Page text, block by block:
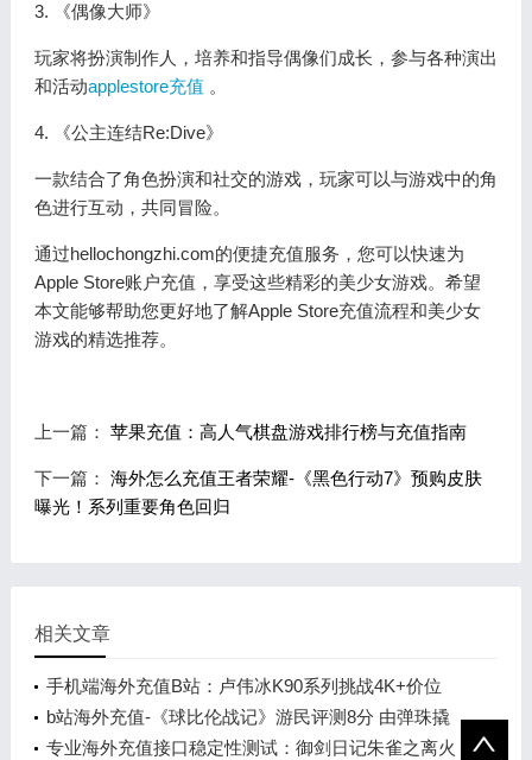
3. 《偶像大师》
玩家将扮演制作人，培养和指导偶像们成长，参与各种演出
和活动applestore充值 。
4. 《公主连结Re:Dive》
一款结合了角色扮演和社交的游戏，玩家可以与游戏中的角
色进行互动，共同冒险。
通过hellochongzhi.com的便捷充值服务，您可以快速为
Apple Store账户充值，享受这些精彩的美少女游戏。希望
本文能够帮助您更好地了解Apple Store充值流程和美少女
游戏的精选推荐。
上一篇： 苹果充值：高人气棋盘游戏排行榜与充值指南
下一篇： 海外怎么充值王者荣耀-《黑色行动7》预购皮肤
曝光！系列重要角色回归
相关文章
手机端海外充值B站：卢伟冰K90系列挑战4K+价位
b站海外充值-《球比伦战记》游民评测8分 由弹珠撬
动的肉鸽王国
专业海外充值接口稳定性测试：御剑日记朱雀之离火